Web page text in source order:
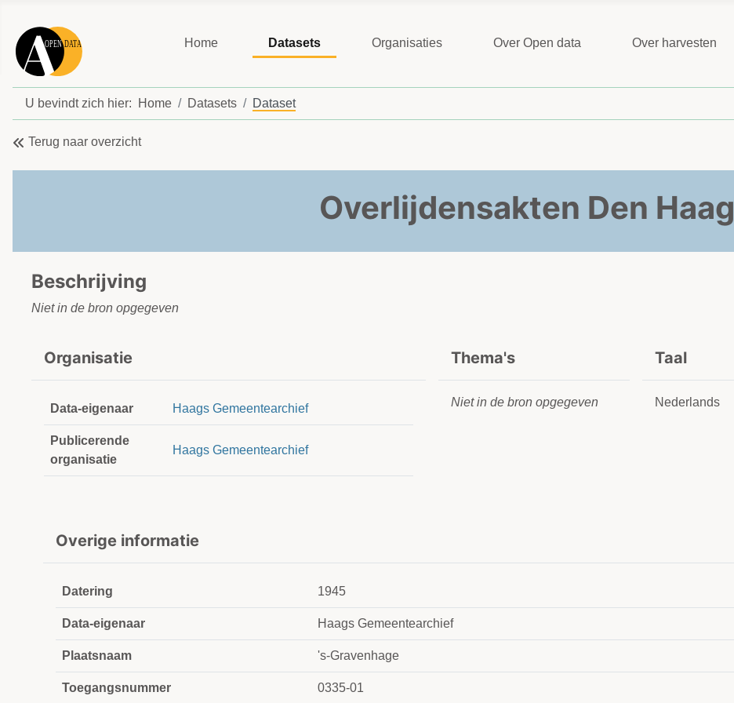
Home Datasets Organisaties Over Open data Over harvesten
U bevindt zich hier: Home Datasets Dataset
Terug naar overzicht
Overlijdensakten Den Haag
Beschrijving
Niet in de bron opgegeven
Organisatie
Data-eigenaar Haags Gemeentearchief
Publicerende
organisatie
Haags Gemeentearchief
Thema's
Niet in de bron opgegeven
Taal
Nederlands
Overige informatie
Datering 1945
Data-eigenaar Haags Gemeentearchief
Plaatsnaam 's-Gravenhage
Toegangsnummer 0335-01